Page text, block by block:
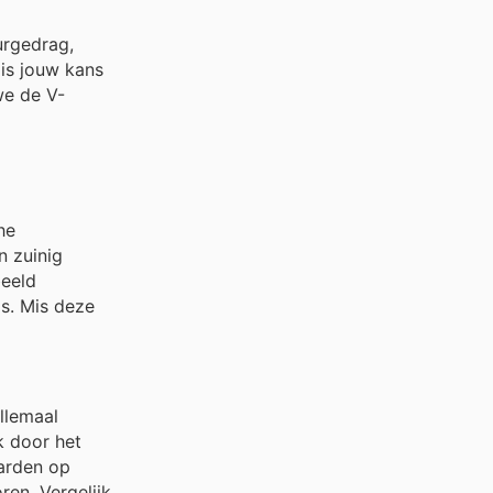
jouw kans
de V-
zuinig
Mis deze
door het
op